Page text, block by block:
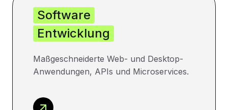
Software
Entwicklung
Maßgeschneiderte Web- und Desktop-
Anwendungen, APIs und Microservices.